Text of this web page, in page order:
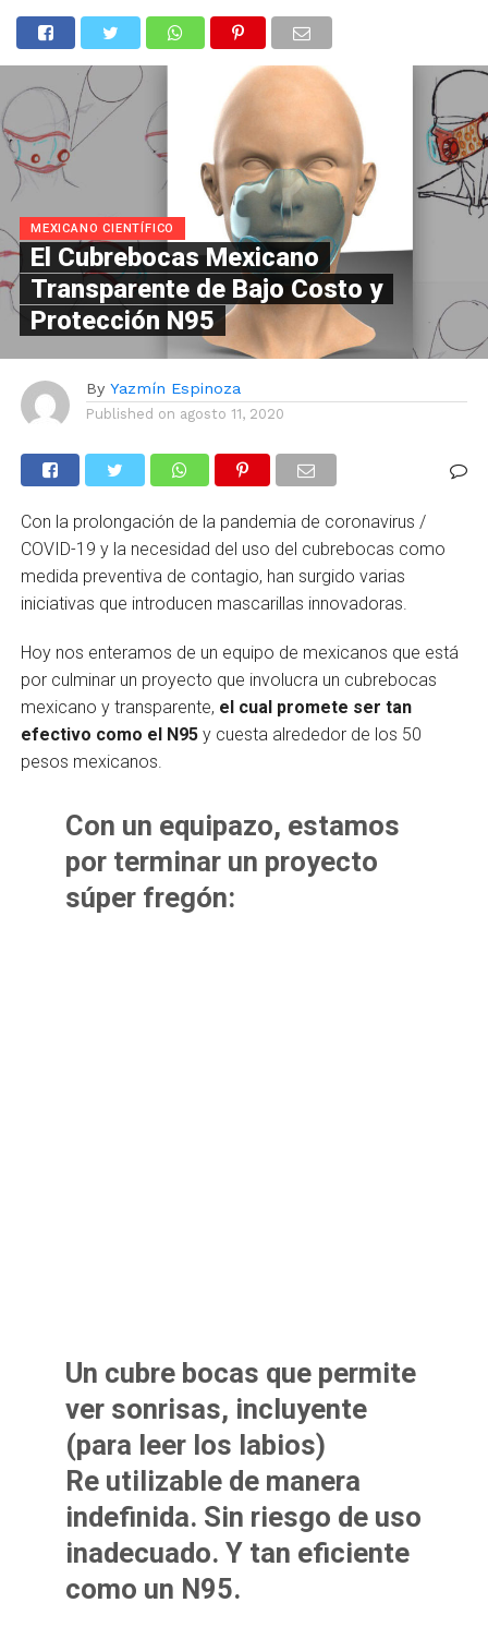
MEXICANO CIENTÍFICO
El Cubrebocas Mexicano
Transparente de Bajo Costo y
Protección N95
By Yazmín Espinoza
Published on agosto 11, 2020
Con la prolongación de la pandemia de coronavirus /
COVID-19 y la necesidad del uso del cubrebocas como
medida preventiva de contagio, han surgido varias
iniciativas que introducen mascarillas innovadoras.
Hoy nos enteramos de un equipo de mexicanos que está
por culminar un proyecto que involucra un cubrebocas
mexicano y transparente, el cual promete ser tan
efectivo como el N95y cuesta alrededor de los 50
pesos mexicanos.
Con un equipazo, estamos
por terminar un proyecto
súper fregón:
Un cubre bocas que permite
ver sonrisas, incluyente
(para leer los labios)
Re utilizable de manera
indefinida. Sin riesgo de uso
inadecuado. Y tan eficiente
como un N95.